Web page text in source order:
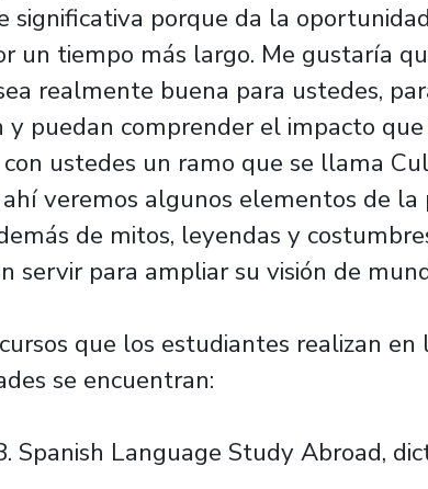
significativa porque da la
un tiempo más largo. Me gustaría
realmente buena para ustedes,
y puedan comprender el impacto
ustedes un ramo que se llama
veremos algunos elementos de la
de mitos, leyendas y
servir para ampliar su visión de
que los estudiantes realizan
se encuentran:
Spanish Language Study Abroad,